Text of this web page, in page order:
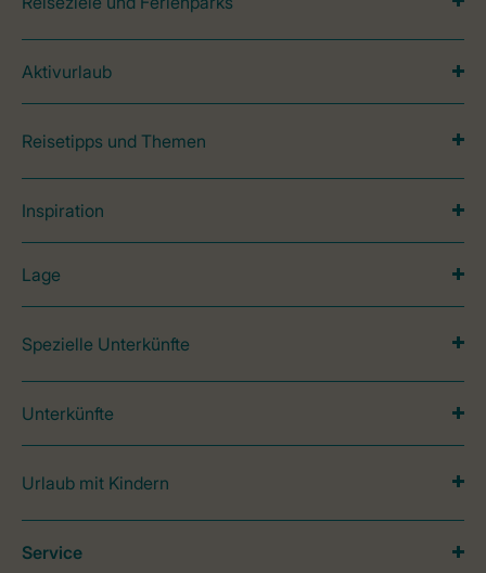
Aktivurlaub
Reisetipps und Themen
Inspiration
Lage
Spezielle Unterkünfte
Unterkünfte
Urlaub mit Kindern
Service